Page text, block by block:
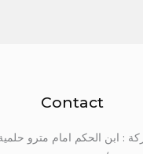
Contact
: ابن الحكم امام مترو